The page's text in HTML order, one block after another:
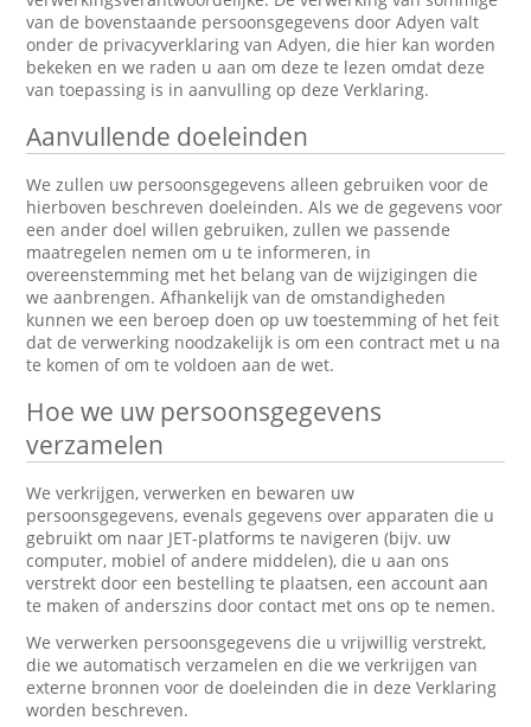
van de bovenstaande persoonsgegevens door Adyen valt
onder de privacyverklaring van Adyen, die hier kan worden
bekeken en we raden u aan om deze te lezen omdat deze
van toepassing is in aanvulling op deze Verklaring.
Aanvullende doeleinden
We zullen uw persoonsgegevens alleen gebruiken voor de
hierboven beschreven doeleinden. Als we de gegevens voor
een ander doel willen gebruiken, zullen we passende
maatregelen nemen om u te informeren, in
overeenstemming met het belang van de wijzigingen die
we aanbrengen. Afhankelijk van de omstandigheden
kunnen we een beroep doen op uw toestemming of het feit
dat de verwerking noodzakelijk is om een contract met u na
te komen of om te voldoen aan de wet.
Hoe we uw persoonsgegevens
verzamelen
We verkrijgen, verwerken en bewaren uw
persoonsgegevens, evenals gegevens over apparaten die u
gebruikt om naar JET-platforms te navigeren (bijv. uw
computer, mobiel of andere middelen), die u aan ons
verstrekt door een bestelling te plaatsen, een account aan
te maken of anderszins door contact met ons op te nemen.
We verwerken persoonsgegevens die u vrijwillig verstrekt,
die we automatisch verzamelen en die we verkrijgen van
externe bronnen voor de doeleinden die in deze Verklaring
worden beschreven.